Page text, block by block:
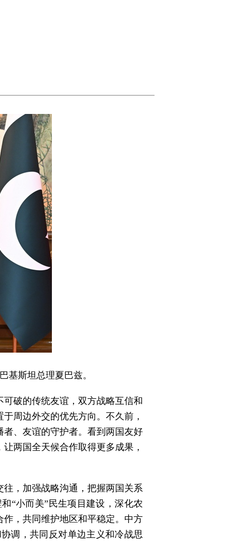
基斯坦总理夏巴兹。
破的传统友谊，双方战略互信和
周边外交的优先方向。不久前，
、友谊的守护者。看到两国友好
两国全天候合作取得更多成果，
，加强战略沟通，把握两国关系
“小而美”民生项目建设，深化农
，共同维护地区和平稳定。中方
调，共同反对单边主义和冷战思